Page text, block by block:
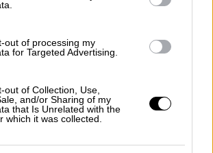
out of processing my
for Targeted Advertising.
out of Collection, Use,
and/or Sharing of my
that Is Unrelated with the
which it was collected.